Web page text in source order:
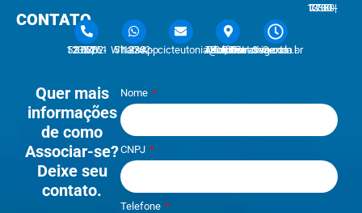
CONTATO
51 3762-1233 | 51 3762-1030 51 3762-1233 WhatsAppcicteutonia@cicteutonia.com.br
Rua Um Sul, 77 - Centro Administrativo Teutônia - RS Segunda - Sexta
7:30 - 12:00 | 13:30 - 17:30
Quer mais
informações
de como
Associar-se?
Deixe seu
contato.
Nome
CNPJ
Telefone